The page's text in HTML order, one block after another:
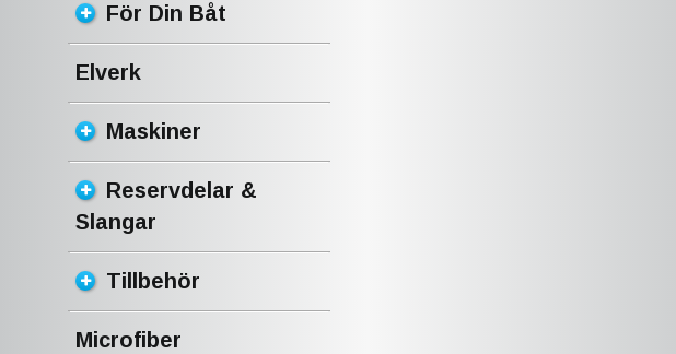
För Din Båt
Elverk
Maskiner
Reservdelar &
Slangar
Tillbehör
Microfiber